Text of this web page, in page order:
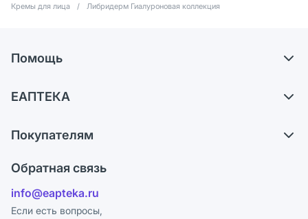
Кремы для лица
/ Либридерм Гиалуроновая коллекция
Помощь
Самовывоз из аптек
Ответы на вопросы
Блог
ЕАПТЕКА
Карьера
Поставщики
Лицензия
Реклама на сайте
Покупателям
Программа СберСпасибо
Обратная связь
info@eapteka.ru
Если есть вопросы,